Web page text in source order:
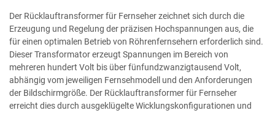
Der Rücklauftransformer für Fernseher zeichnet sich durch die
Erzeugung und Regelung der präzisen Hochspannungen aus, die
für einen optimalen Betrieb von Röhrenfernsehern erforderlich sind.
Dieser Transformator erzeugt Spannungen im Bereich von
mehreren hundert Volt bis über fünfundzwanzigtausend Volt,
abhängig vom jeweiligen Fernsehmodell und den Anforderungen
der Bildschirmgröße. Der Rücklauftransformer für Fernseher
erreicht dies durch ausgeklügelte Wicklungskonfigurationen und